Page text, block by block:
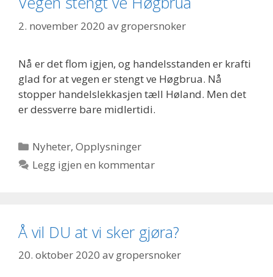
2. november 2020 avgropersnoker
Nå er det flom igjen, og handelsstanden er krafti
glad for at vegen er stengt ve Høgbrua. Nå
stopper handelslekkasjen tæll Høland. Men det
er dessverre bare midlertidi.
Kategorier
Nyheter,Opplysninger
Legg igjen en kommentar
Å vil DU at vi sker gjøra?
20. oktober 2020 avgropersnoker